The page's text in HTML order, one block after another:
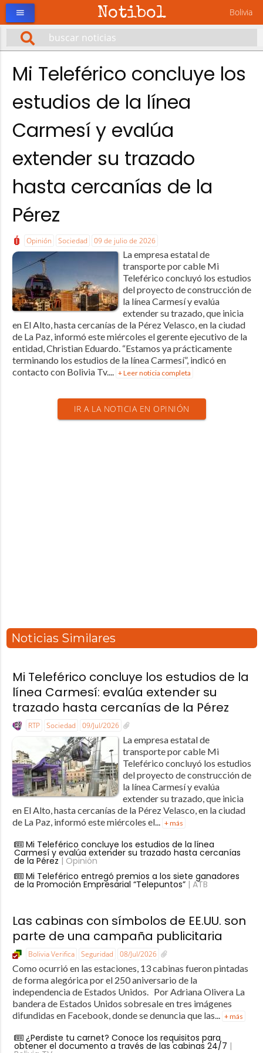
Notibol Bolivia
menu
Mi Teleférico concluye los
estudios de la línea
Carmesí y evalúa
extender su trazado
hasta cercanías de la
Pérez
Opinión Sociedad 09 de julio de 2026
La empresa estatal de
transporte por cable Mi
Teleférico concluyó los estudios
del proyecto de construcción de
la línea Carmesí y evalúa
extender su trazado, que inicia
en El Alto, hasta cercanías de la Pérez Velasco, en la ciudad
de La Paz, informó este miércoles el gerente ejecutivo de la
entidad, Christian Eduardo. “Estamos ya prácticamente
terminando los estudios de la línea Carmesí”, indicó en
contacto con Bolivia Tv.... + Leer noticia completa
IR A LA NOTICIA EN OPINIÓN
Noticias Similares
Mi Teleférico concluye los estudios de la
línea Carmesí: evalúa extender su
trazado hasta cercanías de la Pérez
RTP Sociedad 09/Jul/2026
La empresa estatal de
transporte por cable Mi
Teleférico concluyó los estudios
del proyecto de construcción de
la línea Carmesí y evalúa
extender su trazado, que inicia
en El Alto, hasta cercanías de la Pérez Velasco, en la ciudad
de La Paz, informó este miércoles el... + más
Mi Teleférico concluye los estudios de la línea
Carmesí y evalúa extender su trazado hasta cercanías
de la Pérez | Opinión
Mi Teleférico entregó premios a los siete ganadores
de la Promoción Empresarial “Telepuntos”| ATB
Las cabinas con símbolos de EE.UU. son
parte de una campaña publicitaria
Bolivia Verifica Seguridad 08/Jul/2026
Como ocurrió en las estaciones, 13 cabinas fueron pintadas
de forma alegórica por el 250 aniversario de la
independencia de Estados Unidos. Por Adriana Olivera La
bandera de Estados Unidos sobresale en tres imágenes
difundidas en Facebook, donde se denuncia que las...
+ más
¿Perdiste tu carnet? Conoce los requisitos para
obtener el documento a través de las cabinas 24/7 |